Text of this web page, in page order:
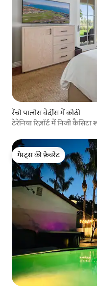
रेंचो पालोस वेर्दीस में कोठी
टेरेनिया रिज़ॉर्ट में निजी कैसिटा
गेस्ट्स की फ़ेवरेट
गेस्ट्स की फ़ेवरेट